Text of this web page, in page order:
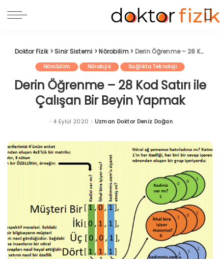
Doktor Fizik>Sinir Sistemi >Nörobilim> Derin Öğrenme – 28 Kod Satırı ile Çalışan Bir Beyin Yapmak
Nörobilim Nörolojik Sağlıkta Teknoloji
Derin Öğrenme – 28 Kod Satırı ile
Çalışan Bir Beyin Yapmak
4 Eylül 2020 Posted
Uzman Doktor Deniz Doğan